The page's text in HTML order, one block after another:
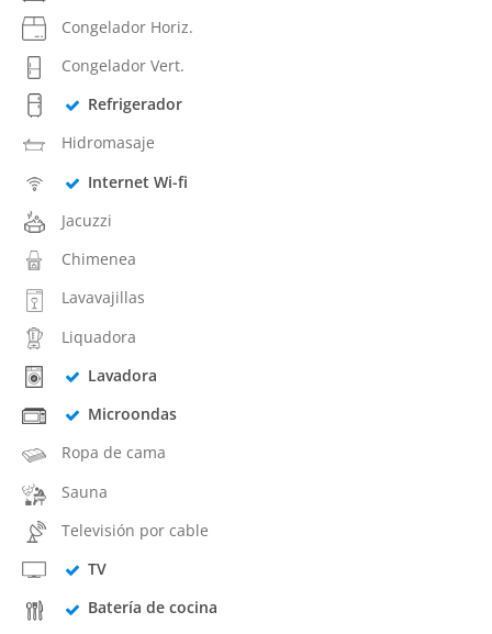
Congelador Horiz.
Congelador Vert.
Refrigerador
Hidromasaje
Internet Wi-fi
Jacuzzi
Chimenea
Lavavajillas
Liquadora
Lavadora
Microondas
Ropa de cama
Sauna
Televisión por cable
TV
Batería de cocina